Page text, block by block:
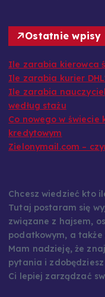
Ostatnie wpisy
Ile zarabia kierowca
Ile zarabia kurier
Ile zarabia
według stażu
Co nowego w
kredytowym
Zielonymail.com –
Chcesz wiedzieć kto
Tutaj postaram się
związane z hajsem,
podatkowym, a
Mam nadzieję, że
pytania i
Ci lepiej zarządzać